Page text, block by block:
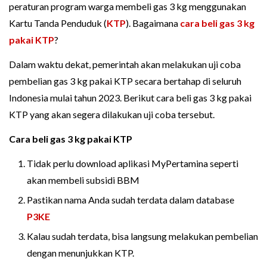
peraturan program warga membeli gas 3 kg menggunakan
Kartu Tanda Penduduk (KTP). Bagaimana cara beli gas 3 kg
pakai KTP?
Dalam waktu dekat, pemerintah akan melakukan uji coba
pembelian gas 3 kg pakai KTP secara bertahap di seluruh
Indonesia mulai tahun 2023. Berikut cara beli gas 3 kg pakai
KTP yang akan segera dilakukan uji coba tersebut.
Cara beli gas 3 kg pakai KTP
Tidak perlu download aplikasi MyPertamina seperti
akan membeli subsidi BBM
Pastikan nama Anda sudah terdata dalam database
P3KE
Kalau sudah terdata, bisa langsung melakukan pembelian
dengan menunjukkan KTP.